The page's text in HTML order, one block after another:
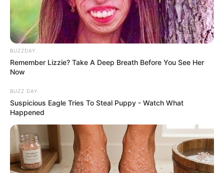
เคล็ดลับเสริมดวงตามวันเกิด
คนเกิดวันจันทร์
การเสริมดวงในวันนี้แนะนำให้ทำบุญให้ทานได้ทุกรูป
แบบ จากนั้นอุทิศบุญให้เจ้ากรรมนายเวรที่ประชิด
ติดตัว อานิสงส์จะช่วยให้ทุกอย่างในชีวิตราบรื่นขึ้น
BUZZDAY
Remember Lizzie? Take A Deep Breath Before You See Her
Now
BUZZ DAY
Suspicious Eagle Tries To Steal Puppy - Watch What
Happened